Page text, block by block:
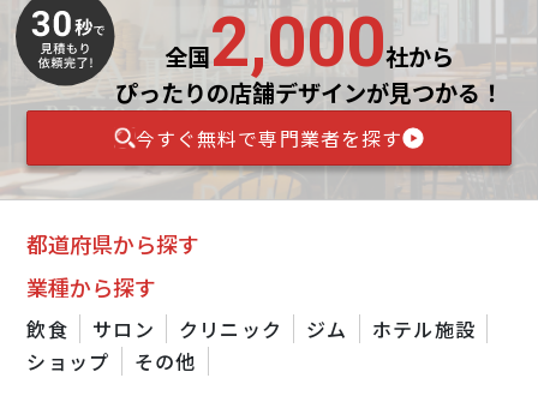
全国2,000社から
ぴったりの店舗デザインが見つかる！
今すぐ無料で専門業者を探す
都道府県から探す
業種から探す
飲食 サロン クリニック ジム
ホテル施設
ショップ
その他